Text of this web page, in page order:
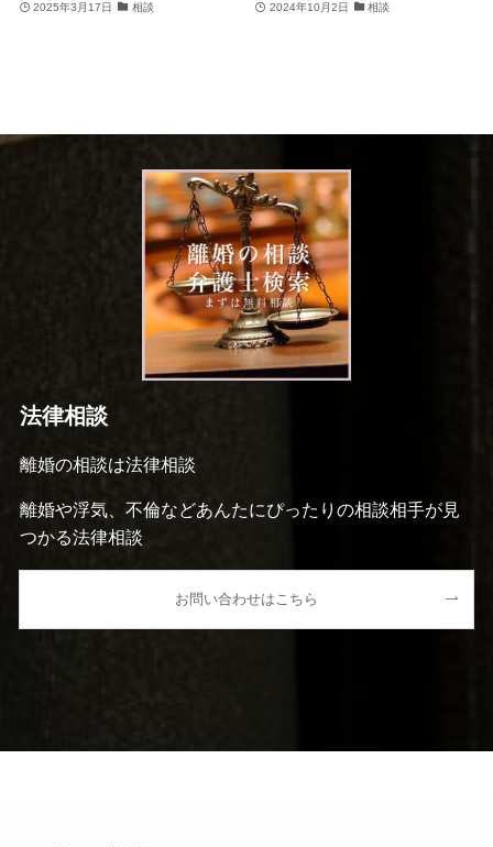
2025年3月17日 相談 2024年10月2日 相談
法律相談
離婚の相談は法律相談
離婚や浮気、不倫などあんたにぴったりの相談相手が見
つかる法律相談
お問い合わせはこちら